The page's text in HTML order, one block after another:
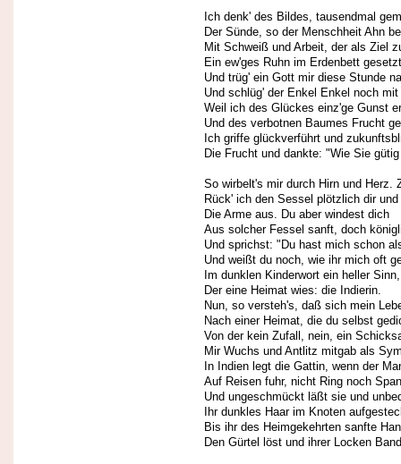
Ich denk' des Bildes, tausendmal
Der Sünde, so der Menschheit Ahn
Mit Schweiß und Arbeit, der als Ziel
Ein ew'ges Ruhn im Erdenbett
Und trüg' ein Gott mir diese Stunde
Und schlüg' der Enkel Enkel noch
Weil ich des Glückes einz'ge Gunst
Und des verbotnen Baumes Frucht
Ich griffe glückverführt und
Die Frucht und dankte: "Wie Sie
So wirbelt's mir durch Hirn und Herz.
Rück' ich den Sessel plötzlich dir und
Die Arme aus. Du aber windest dich
Aus solcher Fessel sanft, doch
Und sprichst: "Du hast mich schon
Und weißt du noch, wie ihr mich oft
Im dunklen Kinderwort ein heller Sinn,
Der eine Heimat wies: die Indierin.
Nun, so versteh's, daß sich mein
Nach einer Heimat, die du selbst
Von der kein Zufall, nein, ein
Mir Wuchs und Antlitz mitgab als
In Indien legt die Gattin, wenn der
Auf Reisen fuhr, nicht Ring noch
Und ungeschmückt läßt sie und
Ihr dunkles Haar im Knoten
Bis ihr des Heimgekehrten sanfte
Den Gürtel löst und ihrer Locken